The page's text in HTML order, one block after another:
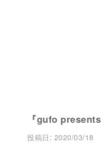
『gufo
投稿日: 2020/03/18